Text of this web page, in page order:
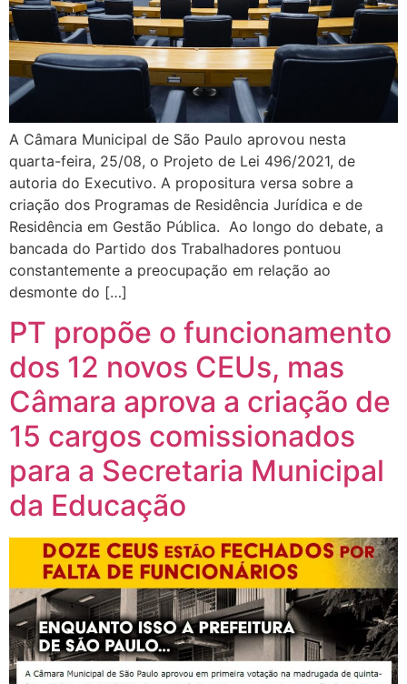
A Câmara Municipal de São Paulo aprovou nesta
quarta-feira, 25/08, o Projeto de Lei 496/2021, de
autoria do Executivo. A propositura versa sobre a
criação dos Programas de Residência Jurídica e de
Residência em Gestão Pública. Ao longo do debate, a
bancada do Partido dos Trabalhadores pontuou
constantemente a preocupação em relação ao
desmonte do […]
PT propõe o funcionamento
dos 12 novos CEUs, mas
Câmara aprova a criação de
15 cargos comissionados
para a Secretaria Municipal
da Educação